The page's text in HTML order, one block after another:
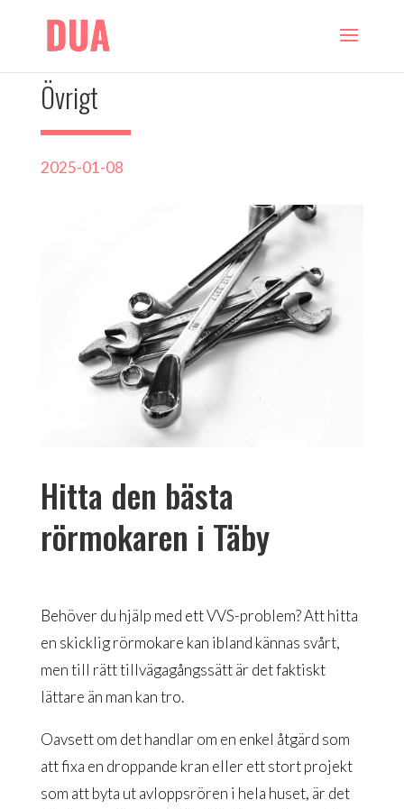
Övrigt
2025-01-08
Hitta den bästa
rörmokaren i Täby
Behöver du hjälp med ett VVS-problem? Att hitta
en skicklig rörmokare kan ibland kännas svårt,
men till rätt tillvägagångssätt är det faktiskt
lättare än man kan tro.
Oavsett om det handlar om en enkel åtgärd som
att fixa en droppande kran eller ett stort projekt
som att byta ut avloppsrören i hela huset, är det